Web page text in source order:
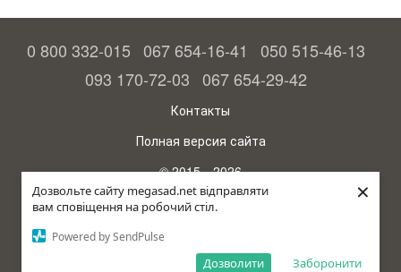
Дозвольте сайту megasad.net відправляти
вам сповіщення на робочий стіл.
Powered by SendPulse
Заборонити
Дозволити
×
0 800 332-015 067 654-16-41
050 515-46-13
093 170-72-03 067 654-29-42
Контакты
Полная версия сайта
© 2015—2026
Megasad - гарантия высокого урожая